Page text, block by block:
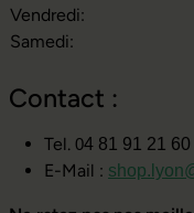
Vendredi:
Samedi:
Contact :
Tel. 04 81 91 21 60
E-Mail :